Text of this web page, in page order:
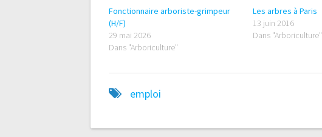
Fonctionnaire arboriste-grimpeur
(H/F)
29 mai 2026
Dans "Arboriculture"
Les arbres à Paris
13 juin 2016
Dans "Arboriculture"
emploi